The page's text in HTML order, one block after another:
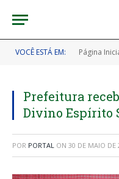
VOCÊ ESTÁ EM: Página
Prefeitura
Divino Espírito
POR PORTAL ON 30 DE MAIO DE